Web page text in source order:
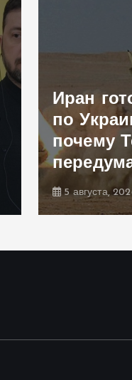
Иран
по
почему
5 августа,